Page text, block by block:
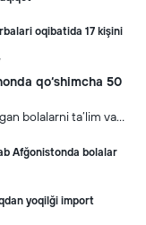
oqibatida 17 kişini
qo‘shimcha 50
bolalarni ta’lim va
qarori bilan
joriy etilmoqda.
Afğonistonda bolalar
yoqilği import